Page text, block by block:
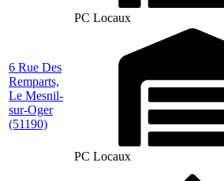
PC Locaux
6 Rue Des
Remparts,
Le Mesnil-
sur-Oger
(51190)
PC Locaux